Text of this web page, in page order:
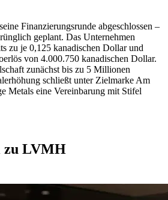
Finanzierungsrunde abgeschlossen –
geplant. Das Unternehmen
zu je 0,125 kanadischen Dollar und
von 4.000.750 kanadischen Dollar.
zunächst bis zu 5 Millionen
schließt unter Zielmarke Am
Metals eine Vereinbarung mit Stifel
zu LVMH